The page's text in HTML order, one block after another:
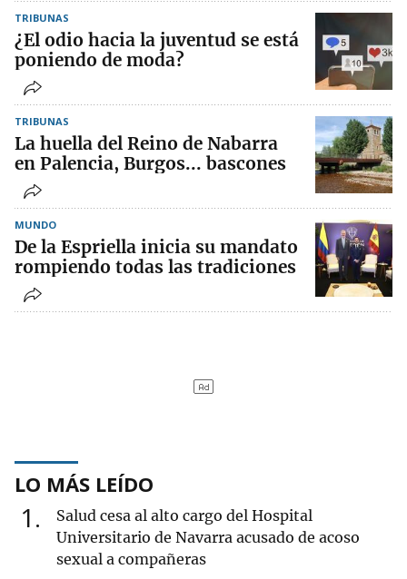
TRIBUNAS
¿El odio hacia la juventud se está
poniendo de moda?
TRIBUNAS
La huella del Reino de Nabarra
en Palencia, Burgos... bascones
MUNDO
De la Espriella inicia su mandato
rompiendo todas las tradiciones
LO MÁS LEÍDO
1
Salud cesa al alto cargo del Hospital
Universitario de Navarra acusado de acoso
sexual a compañeras